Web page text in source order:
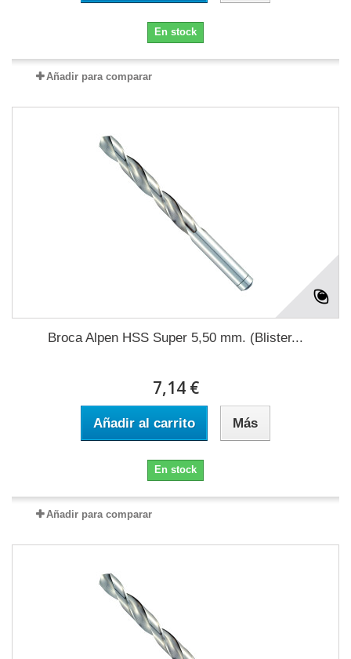
En stock
Añadir para comparar
Broca Alpen HSS Super 5,50 mm. (Blister...
7,14 €
Añadir al carrito Más
En stock
Añadir para comparar